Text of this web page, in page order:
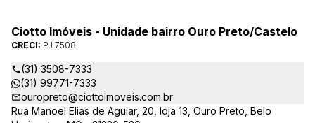
Ciotto Imóveis - Unidade bairro Ouro Preto/Castelo
CRECI: PJ 7508
(31) 3508-7333
(31) 99771-7333
ouropreto@ciottoimoveis.com.br
Rua Manoel Elias de Aguiar, 20, loja 13, Ouro Preto, Belo